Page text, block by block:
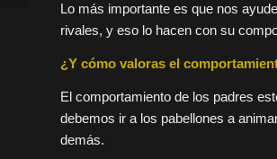
Lo más importante es que nos
rivales, y eso lo hacen con su
¿Y cómo valoras el
El comportamiento de los padres
debemos ir a los pabellones a
demás.